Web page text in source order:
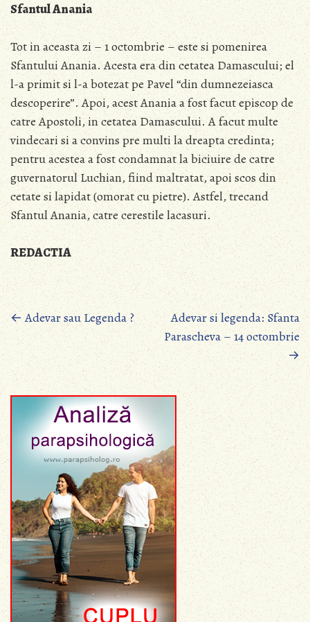
Sfantul Anania
Tot in aceasta zi – 1 octombrie – este si pomenirea
Sfantului Anania. Acesta era din cetatea Damascului; el
l-a primit si l-a botezat pe Pavel “din dumnezeiasca
descoperire”. Apoi, acest Anania a fost facut episcop de
catre Apostoli, in cetatea Damascului. A facut multe
vindecari si a convins pre multi la dreapta credinta;
pentru acestea a fost condamnat la biciuire de catre
guvernatorul Luchian, fiind maltratat, apoi scos din
cetate si lapidat (omorat cu pietre). Astfel, trecand
Sfantul Anania, catre cerestile lacasuri.
REDACTIA
Posts
navigation
← Adevar sau Legenda ?
Adevar si legenda: Sfanta
Parascheva – 14 octombrie
→